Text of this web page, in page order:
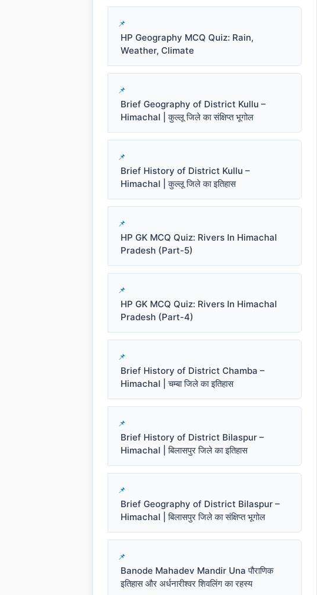
HP Geography MCQ Quiz: Rain,
Weather, Climate
Brief Geography of District Kullu –
Himachal | कुल्लू जिले का संक्षिप्त भूगोल
Brief History of District Kullu –
Himachal | कुल्लू जिले का इतिहास
HP GK MCQ Quiz: Rivers In Himachal
Pradesh (Part-5)
HP GK MCQ Quiz: Rivers In Himachal
Pradesh (Part-4)
Brief History of District Chamba –
Himachal | चम्बा जिले का इतिहास
Brief History of District Bilaspur –
Himachal | बिलासपुर जिले का इतिहास
Brief Geography of District Bilaspur –
Himachal | बिलासपुर जिले का संक्षिप्त भूगोल
Banode Mahadev Mandir Una पौराणिक
इतिहास और अर्धनारीश्वर शिवलिंग का रहस्य